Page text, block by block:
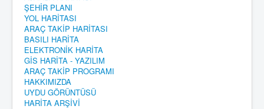
ŞEHİR PLANI
YOL HARİTASI
ARAÇ TAKİP HARİTASI
BASILI HARİTA
ELEKTRONİK HARİTA
GİS HARİTA - YAZILIM
ARAÇ TAKİP PROGRAMI
HAKKIMIZDA
UYDU GÖRÜNTÜSÜ
HARİTA ARŞİVİ